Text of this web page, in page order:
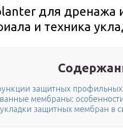
для дренажа
и техника
защитных
мембраны:
защитных мембран в